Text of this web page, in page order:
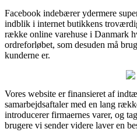
Facebook indebærer ydermere
indblik i internet butikkens
række online varehuse i Danmark
ordreforløbet, som desuden må
kunderne er.
Vores website er finansieret af
samarbejdsaftaler med en lang
introducerer firmaernes varer, og
brugere vi sender videre laver en